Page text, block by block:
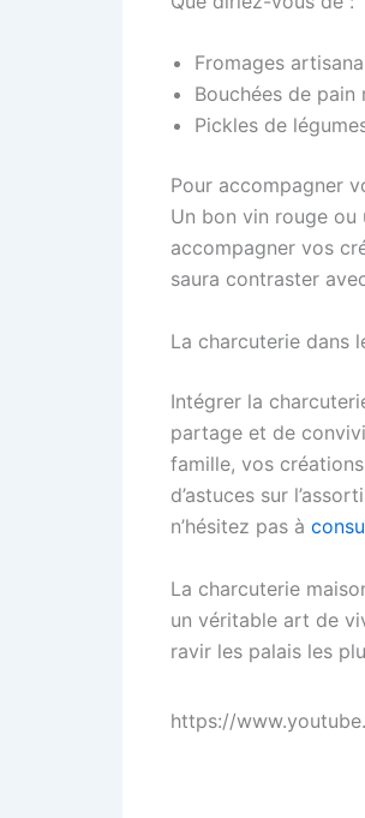
Fromages
Bouchées de
Pickles de
Pour accompagner
Un bon vin rouge
accompagner vos
saura contraster
La charcuterie dans
Intégrer la
partage et de
famille, vos
d’astuces sur
n’hésitez pas à
La charcuterie
un véritable art de
ravir les palais les
https://